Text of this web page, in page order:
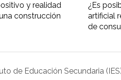
y realidad
construcción
¿Es
artificial
de
de Educación Secundaria